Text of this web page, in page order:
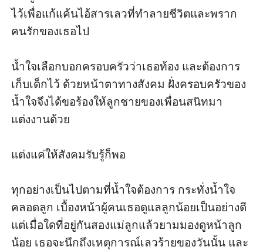
ไว้เพื่อแก้แค้นไอ้สารเลวที่ทำลายชีวิตและพราก
คนรักของเธอไป
น้ำใจเลือกบอกครอบครัวว่าเธอท้อง และต้องการ
เก็บเด็กไว้ ด้วยหน้าตาทางสังคม ฝั่งครอบครัวของ
น้ำใจจึงได้ขอร้องให้ลูกชายของเพื่อนสนิทมา
แต่งงานด้วย
แต่งแค่ให้สังคมรับรู้ก็พอ
ทุกอย่างเป็นไปตามที่น้ำใจต้องการ กระทั่งน้ำใจ
คลอดลูก เบื้องหน้าผู้คนเธอดูแลลูกน้อยเป็นอย่างดี
แต่เมื่อใดที่อยู่กันสองแม่ลูกแล้วยามมองดูหน้าลูก
น้อย เธอจะนึกถึงเหตุการณ์เลวร้ายของวันนั้น และ